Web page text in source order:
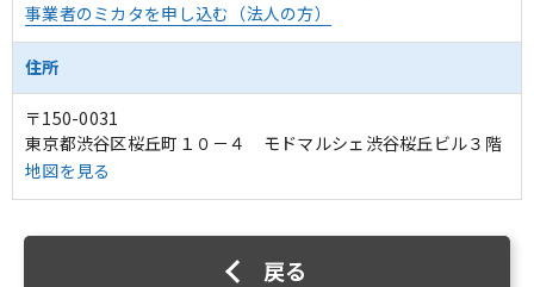
事業者のミカタを申し込む（法人の方）
住所
〒150-0031
東京都渋谷区桜丘町１０－４ モドマルシェ渋谷桜丘ビル３階
地図を見る
戻る